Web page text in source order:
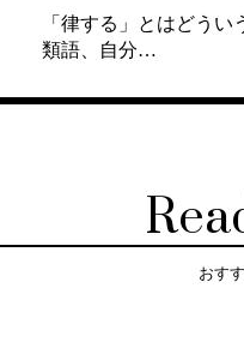
「律する」とはどう
類語、自分…
おす